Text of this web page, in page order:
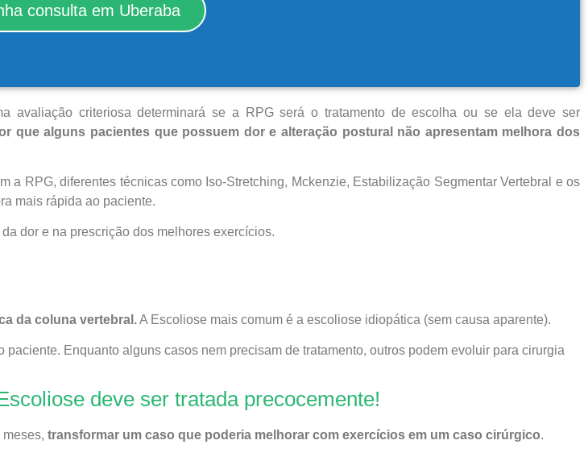
consulta em Uberaba
avaliação criteriosa determinará se a RPG será o tratamento de escolha ou se ela deve ser
que alguns pacientes que possuem dor e alteração postural não apresentam melhora dos
RPG, diferentes técnicas como Iso-Stretching, Mckenzie, Estabilização Segmentar Vertebral e os
mais rápida ao paciente.
dor e na prescrição dos melhores exercícios.
da coluna vertebral.A Escoliose mais comum é a escoliose idiopática (sem causa aparente).
Enquanto alguns casos nem precisam de tratamento, outros podem evoluir para cirurgia
deve ser tratada precocemente!
transformar um caso que poderia melhorar com exercícios em um caso cirúrgico.